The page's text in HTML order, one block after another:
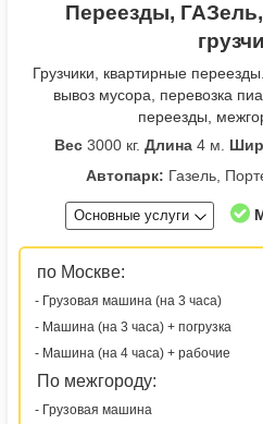
Переезды,
Грузчики, квартирные
вывоз мусора, перевозка
переезды,
Вес 3000 кг. Длина 4 м.
Автопарк: Газель,
Основные услуги
по Москве:
- Грузовая машина (на 3 часа)
- Машина (на 3 часа) + погрузка
- Машина (на 4 часа) + рабочие
По межгороду:
- Грузовая машина